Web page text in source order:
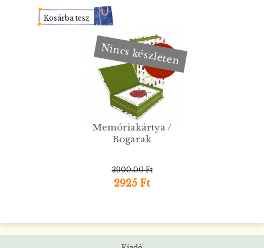
Kosárba tesz
-25%
Memóriakártya /
Bogarak
3900.00 Ft
2925 Ft
Nincs készleten